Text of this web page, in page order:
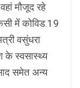
मौजूद रहे
में कोविड.19
वसुंधरा
के स्वसास्थ्य
समेत अन्य